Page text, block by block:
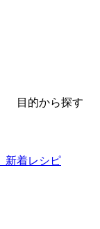
目的から探す
新着レシピ